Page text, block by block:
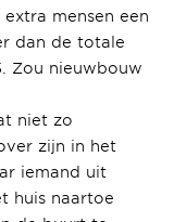
mensen een
dan de totale
Zou nieuwbouw
niet zo
zijn in het
iemand uit
huis naartoe